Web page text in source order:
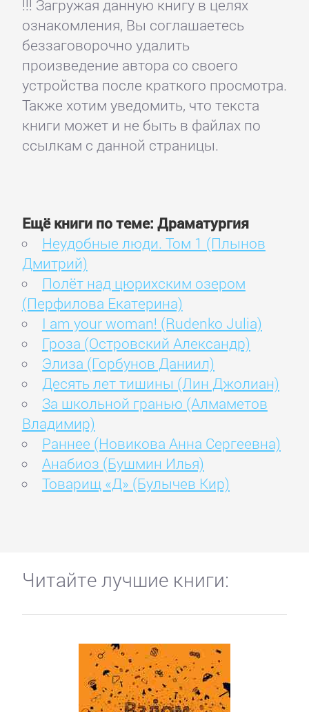
!!! Загружая данную книгу в целях
ознакомления, Вы соглашаетесь
беззаговорочно удалить
произведение автора со своего
устройства после краткого просмотра.
Также хотим уведомить, что текста
книги может и не быть в файлах по
ссылкам с данной страницы.
Ещё книги по теме: Драматургия
Неудобные люди. Том 1 (Плынов
Дмитрий)
Полёт над цюрихским озером
(Перфилова Екатерина)
I am your woman! (Rudenko Julia)
Гроза (Островский Александр)
Элиза (Горбунов Даниил)
Десять лет тишины (Лин Джолиан)
За школьной гранью (Алмаметов
Владимир)
Раннее (Новикова Анна Сергеевна)
Анабиоз (Бушмин Илья)
Товарищ «Д» (Булычев Кир)
Читайте лучшие книги: